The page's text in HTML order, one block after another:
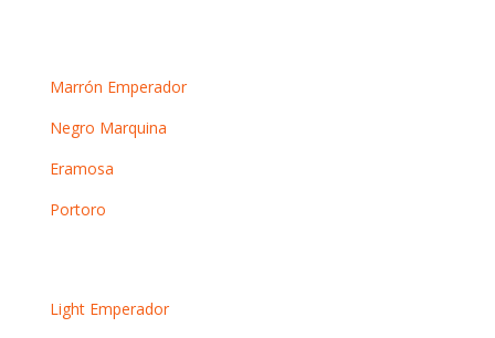
Marrón Emperador
Negro Marquina
Eramosa
Portoro
Light Emperador